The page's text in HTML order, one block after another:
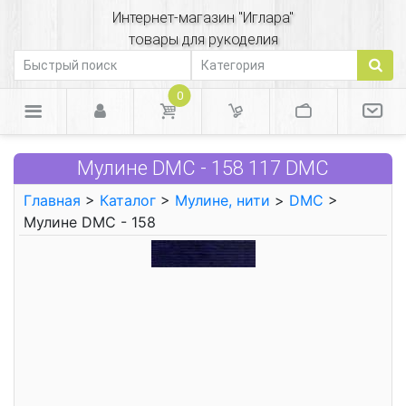
Интернет-магазин "Иглара"
товары для рукоделия
0
Мулине DMC - 158 117 DMC
Главная > Каталог > Мулине, нити > DMC >
Мулине DMC - 158